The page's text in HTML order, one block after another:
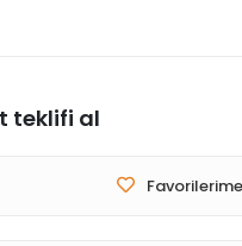
teklifi al